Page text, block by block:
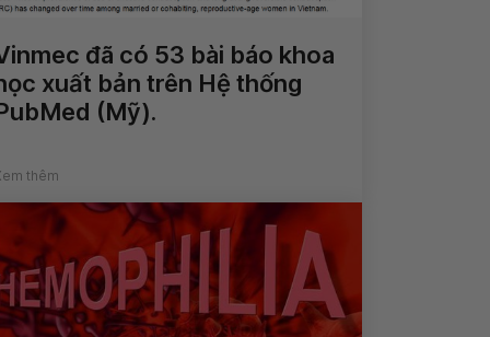
đã có 53 bài báo khoa
xuất bản trên Hệ thống
(Mỹ).
thêm